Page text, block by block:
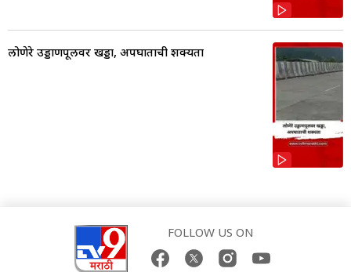
लोणेरे उड्डाणपूलवर खड्डा, अपघाताची शक्यता
FOLLOW US ON